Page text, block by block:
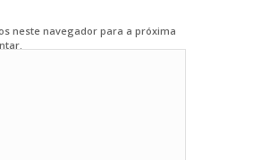
neste navegador para a próxima